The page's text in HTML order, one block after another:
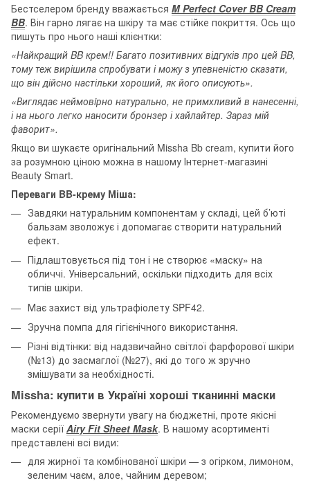
Бестселером бренду вважається M Perfect Cover BB Cream
BB. Він гарно лягає на шкіру та має стійке покриття. Ось що
пишуть про нього наші клієнтки:
«Найкращий BB крем!! Багато позитивних відгуків про цей BB,
тому теж вирішила спробувати і можу з упевненістю сказати,
що він дійсно настільки хороший, як його описують».
«Виглядає неймовiрно натурально, не примхливий в нанесенні,
і на нього легко наносити бронзер і хайлайтер. Зараз мій
фаворит».
Якщо ви шукаєте оригінальний Missha Bb cream, купити його
за розумною ціною можна в нашому Інтернет-магазині
Beauty Smart.
Переваги BB-крему Міша:
Завдяки натуральним компонентам у складі, цей б’юті
бальзам зволожує і допомагає створити натуральний
ефект.
Підлаштовується під тон і не створює «маску» на
обличчі. Універсальний, оскільки підходить для всіх
типів шкіри.
Має захист від ультрафіолету SPF42.
Зручна помпа для гігієнічного використання.
Різні відтінки: від надзвичайно світлої фарфорової шкіри
(№13) до засмаглої (№27), які до того ж зручно
змішувати за необхідності.
Missha: купити в Україні хороші тканинні маски
Рекомендуємо звернути увагу на бюджетні, проте якісні
маски серії Airy Fit Sheet Mask. В нашому асортименті
представлені всі види:
для жирної та комбінованої шкіри — з огірком, лимоном,
зеленим чаєм, алое, чайним деревом;